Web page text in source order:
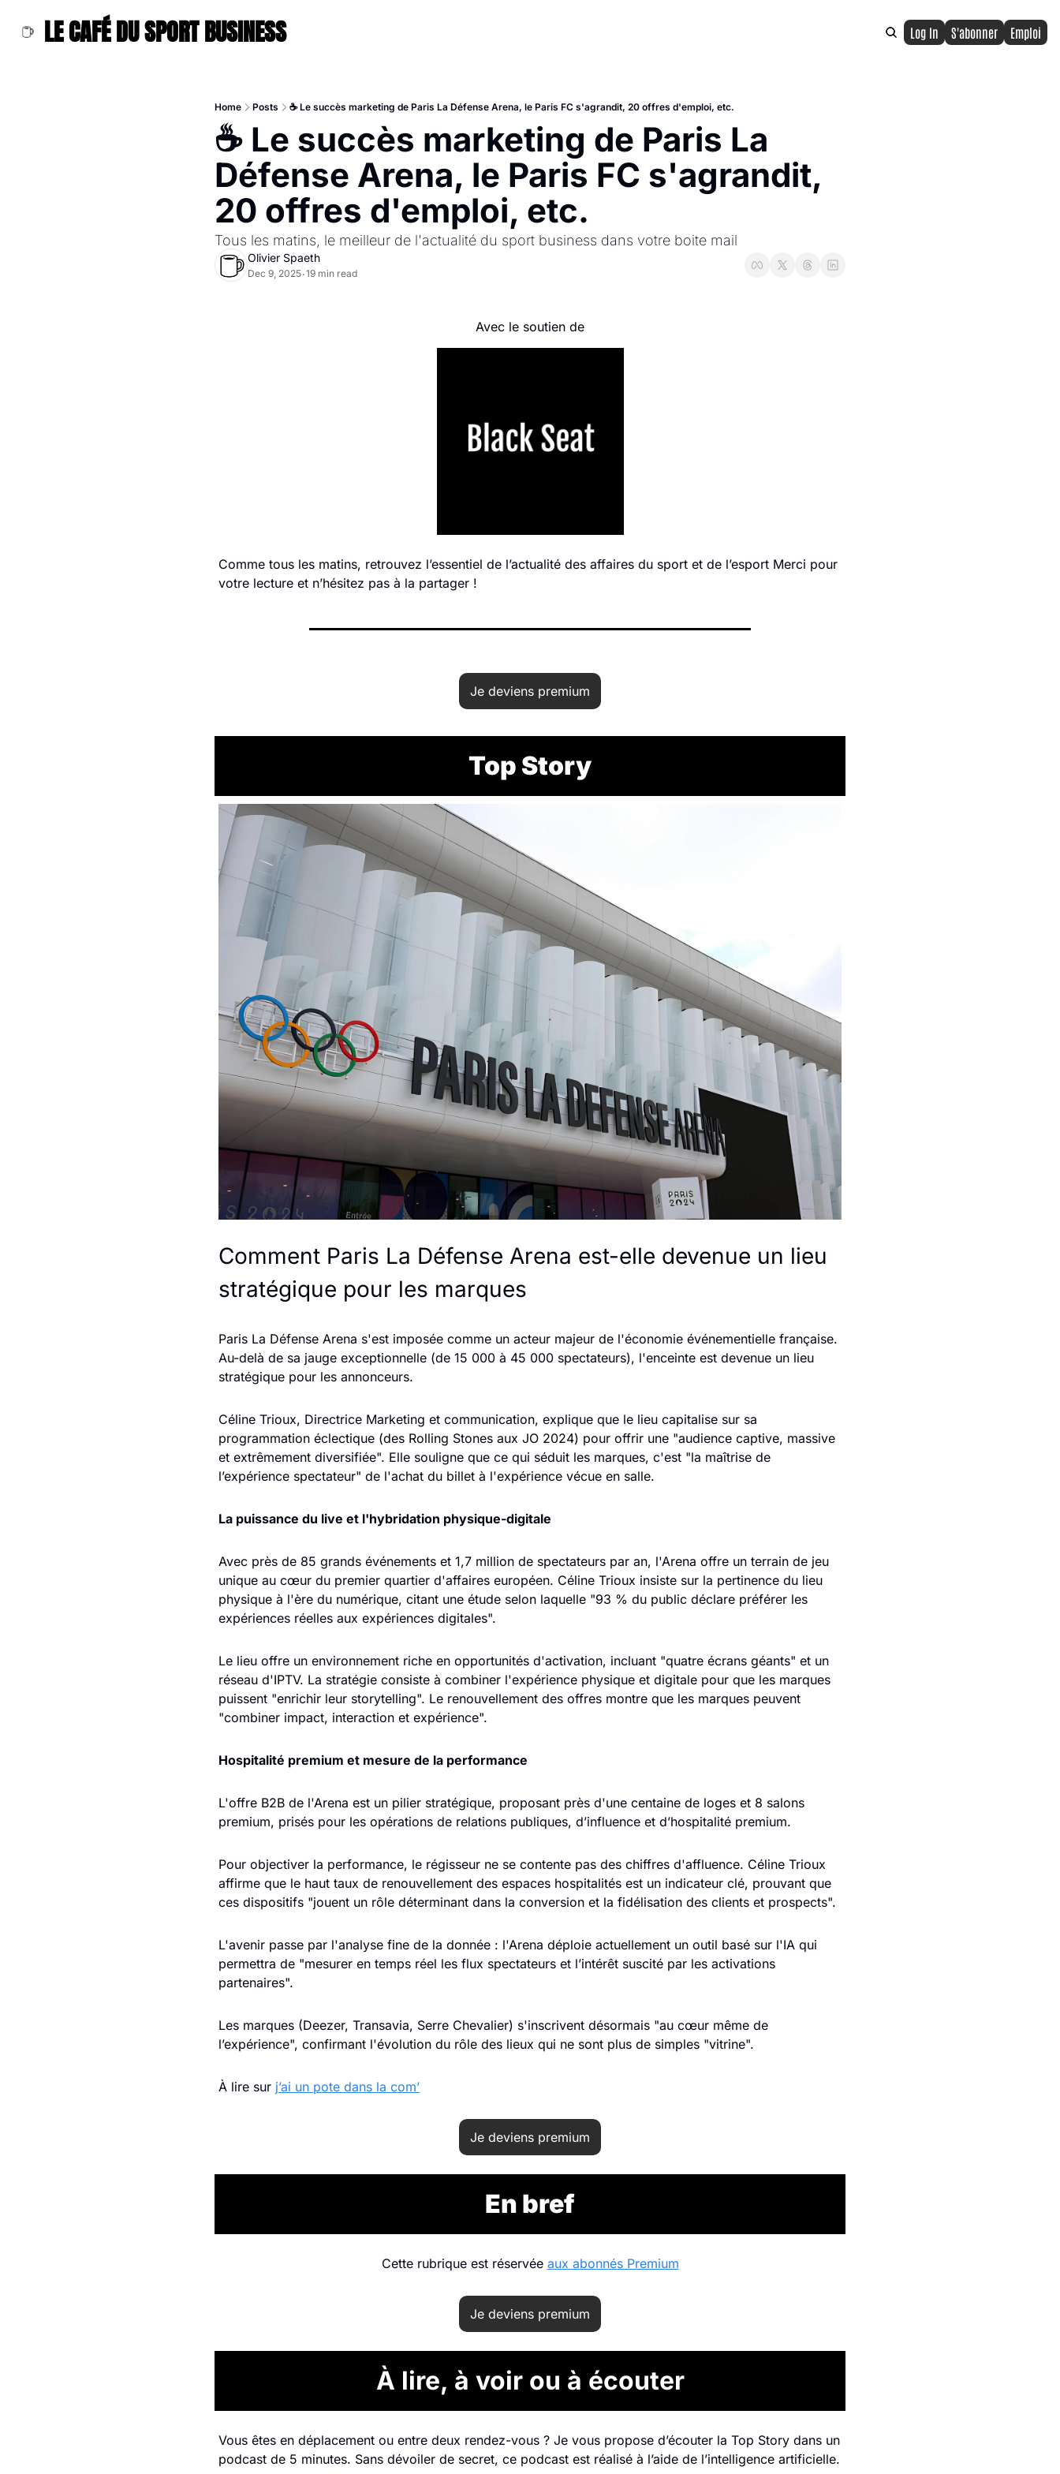
LE CAFÉ DU SPORT BUSINESS Log In S'abonner Emploi
Home Posts ☕ Le succès marketing de Paris La Défense Arena, le Paris FC s'agrandit, 20 offres d'emploi, etc.
☕ Le succès marketing de Paris La
Défense Arena, le Paris FC s'agrandit,
20 offres d'emploi, etc.
Tous les matins, le meilleur de l'actualité du sport business dans votre boite mail
Olivier Spaeth
Dec 9, 2025•19 min read
Avec le soutien de
Comme tous les matins, retrouvez l’essentiel de l’actualité des affaires du sport et de l’esport Merci pour
votre lecture et n’hésitez pas à la partager !
Je deviens premium
Top Story
Comment Paris La Défense Arena est-elle devenue un lieu
stratégique pour les marques
Paris La Défense Arena s'est imposée comme un acteur majeur de l'économie événementielle française.
Au-delà de sa jauge exceptionnelle (de 15 000 à 45 000 spectateurs), l'enceinte est devenue un lieu
stratégique pour les annonceurs.
Céline Trioux, Directrice Marketing et communication, explique que le lieu capitalise sur sa
programmation éclectique (des Rolling Stones aux JO 2024) pour offrir une "audience captive, massive
et extrêmement diversifiée". Elle souligne que ce qui séduit les marques, c'est "la maîtrise de
l’expérience spectateur" de l'achat du billet à l'expérience vécue en salle.
La puissance du live et l'hybridation physique-digitale
Avec près de 85 grands événements et 1,7 million de spectateurs par an, l'Arena offre un terrain de jeu
unique au cœur du premier quartier d'affaires européen. Céline Trioux insiste sur la pertinence du lieu
physique à l'ère du numérique, citant une étude selon laquelle "93 % du public déclare préférer les
expériences réelles aux expériences digitales".
Le lieu offre un environnement riche en opportunités d'activation, incluant "quatre écrans géants" et un
réseau d'IPTV. La stratégie consiste à combiner l'expérience physique et digitale pour que les marques
puissent "enrichir leur storytelling". Le renouvellement des offres montre que les marques peuvent
"combiner impact, interaction et expérience".
Hospitalité premium et mesure de la performance
L'offre B2B de l'Arena est un pilier stratégique, proposant près d'une centaine de loges et 8 salons
premium, prisés pour les opérations de relations publiques, d’influence et d’hospitalité premium.
Pour objectiver la performance, le régisseur ne se contente pas des chiffres d'affluence. Céline Trioux
affirme que le haut taux de renouvellement des espaces hospitalités est un indicateur clé, prouvant que
ces dispositifs "jouent un rôle déterminant dans la conversion et la fidélisation des clients et prospects".
L'avenir passe par l'analyse fine de la donnée : l'Arena déploie actuellement un outil basé sur l'IA qui
permettra de "mesurer en temps réel les flux spectateurs et l’intérêt suscité par les activations
partenaires".
Les marques (Deezer, Transavia, Serre Chevalier) s'inscrivent désormais "au cœur même de
l’expérience", confirmant l'évolution du rôle des lieux qui ne sont plus de simples "vitrine".
À lire sur j’ai un pote dans la com’
Je deviens premium
En bref
Cette rubrique est réservée aux abonnés Premium
Je deviens premium
À lire, à voir ou à écouter
Vous êtes en déplacement ou entre deux rendez-vous ? Je vous propose d’écouter la Top Story dans un
podcast de 5 minutes. Sans dévoiler de secret, ce podcast est réalisé à l’aide de l’intelligence artificielle.